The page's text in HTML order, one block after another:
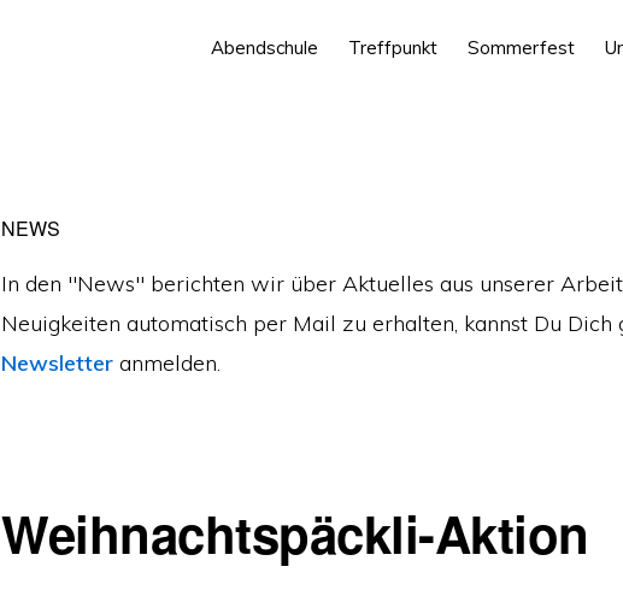
Abendschule Treffpunkt Sommerfest
NEWS
In den "News" berichten wir über Aktuelles aus unserer
Neuigkeiten automatisch per Mail zu erhalten, kannst Du Dich
Newsletter anmelden.
Weihnachtspäckli-Aktion